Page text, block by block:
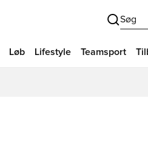
Søg
Løb Lifestyle Teamsport